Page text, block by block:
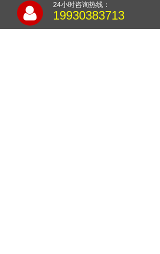
24小时咨询热线：
19930383713